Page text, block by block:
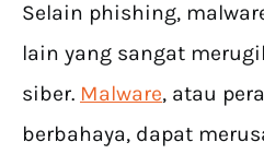
Selain phishing,
lain yang sangat
siber. Malware, atau
berbahaya, dapat